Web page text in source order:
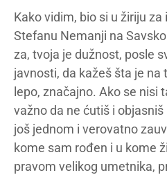
Kako vidim, bio si u žiriju
Stefanu Nemanji na
za, tvoja je dužnost, posle
javnosti, da kažeš šta je na
lepo, značajno. Ako se nisi
važno da ne ćutiš i
još jednom i verovatno
kome sam rođen i u kome
pravom velikog umetnika,